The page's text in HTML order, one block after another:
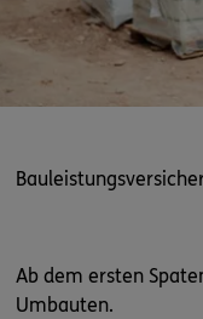
Ab dem ersten
Umbauten.